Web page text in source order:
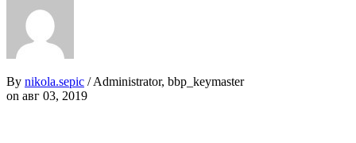
By nikola.sepic / Administrator, bbp_keymaster
on авг 03, 2019